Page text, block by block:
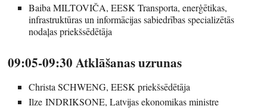
Baiba MILTOVIČA, EESK Transporta, enerģētikas,
infrastruktūras un informācijas sabiedrības specializētās
nodaļas priekšsēdētāja
09:05-09:30 Atklāšanas uzrunas
Christa SCHWENG, EESK priekšsēdētāja
Ilze INDRIKSONE, Latvijas ekonomikas ministre